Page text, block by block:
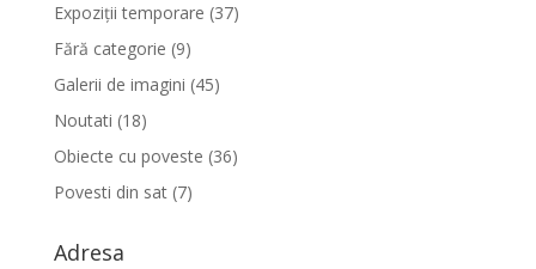
Expoziții temporare (37)
Fără categorie (9)
Galerii de imagini (45)
Noutati (18)
Obiecte cu poveste (36)
Povesti din sat(7)
Adresa